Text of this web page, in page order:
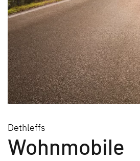
Dethleffs
Wohnmobile